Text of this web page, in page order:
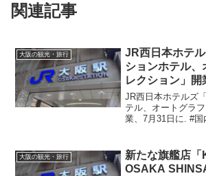
関連記事
大阪の観光・旅行 JR西日本ホテル
ションホテル、
レクション」開
JR西日本ホテルズ
テル、オートグラ
業、7月31日に. #
大阪の観光・旅行
新たな旗艦店「
OSAKA